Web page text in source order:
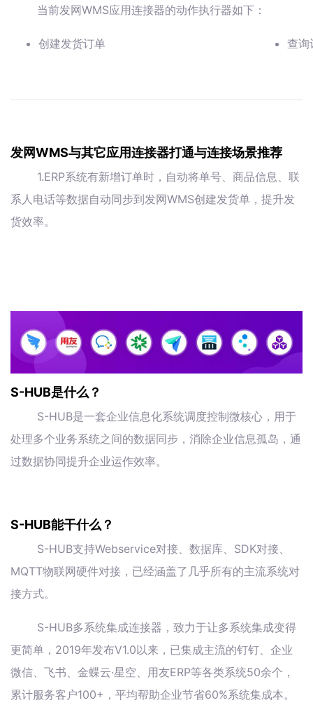
当前发网WMS应用连接器的动作执行器如下：
创建发货订单 查询
发网WMS与其它应用连接器打通与连接场景推荐
1.ERP系统有新增订单时，自动将单号、商品信息、联
系人电话等数据自动同步到发网WMS创建发货单，提升发
货效率。
S-HUB是什么？
S-HUB是一套企业信息化系统调度控制微核心，用于
处理多个业务系统之间的数据同步，消除企业信息孤岛，通
过数据协同提升企业运作效率。
S-HUB能干什么？
S-HUB支持Webservice对接、数据库、SDK对接、
MQTT物联网硬件对接，已经涵盖了几乎所有的主流系统对
接方式。
S-HUB多系统集成连接器，致力于让多系统集成变得
更简单，2019年发布V1.0以来，已集成主流的钉钉、企业
微信、飞书、金蝶云·星空、用友ERP等各类系统50余个，
累计服务客户100+，平均帮助企业节省60%系统集成本。